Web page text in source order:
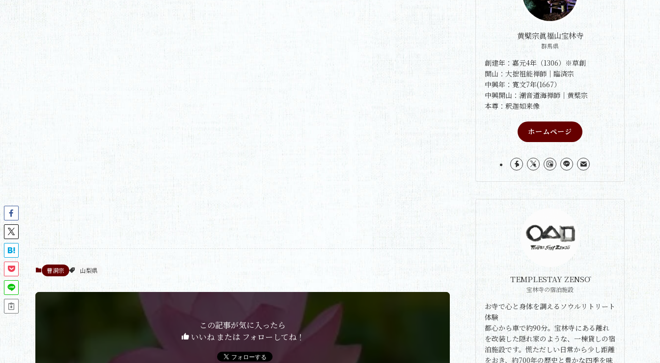
曹洞宗 山梨県
この記事が気に入ったら
いいね または フォローしてね！
黄檗宗眞福山宝林寺
群馬県
創建年：嘉元4年（1306）※草創
開山：大拙祖能禅師｜臨済宗
中興年：寛文7年(1667）
中興開山：潮音道海禅師｜黄檗宗
本尊：釈迦如来像
ホームページ
TEMPLESTAY ZENSŌ
宝林寺の宿泊施設
お寺で心と身体を調えるソウルリトリート
体験
都心から車で約90分。宝林寺にある離れ
を改装した隠れ家のような、一棟貸しの宿
泊施設です。慌ただしい日常から少し距離
をおき、約700年の歴史と豊かな四季を味